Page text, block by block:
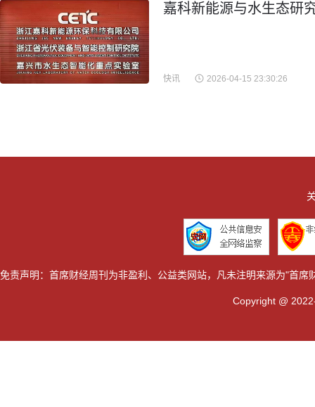
嘉科新能源与水生态研
快讯 2026-04-15 23:30:26
免责声明：首席财经周刊为非盈利、公益类网站，凡未注明来源为"首
Copyright @